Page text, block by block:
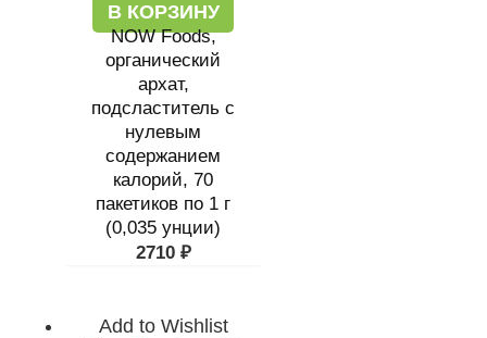
В КОРЗИНУ
NOW Foods,
органический
архат,
подсластитель с
нулевым
содержанием
калорий, 70
пакетиков по 1 г
(0,035 унции)
2710 ₽
Add to Wishlist